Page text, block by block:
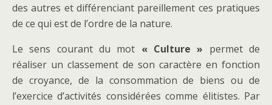
des autres et différenciant pareillement ces pratiques
de ce qui est de l’ordre de la nature.
Le sens courant du mot « Culture » permet de
réaliser un classement de son caractère en fonction
de croyance, de la consommation de biens ou de
l’exercice d’activités considérées comme élitistes. Par